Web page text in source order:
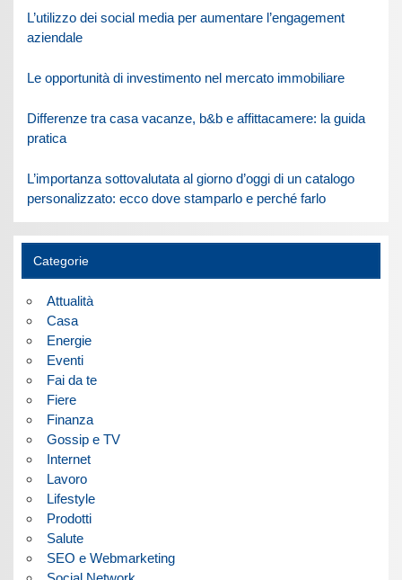
L’utilizzo dei social media per aumentare l’engagement
aziendale
Le opportunità di investimento nel mercato immobiliare
Differenze tra casa vacanze, b&b e affittacamere: la guida
pratica
L’importanza sottovalutata al giorno d’oggi di un catalogo
personalizzato: ecco dove stamparlo e perché farlo
Categorie
Attualità
Casa
Energie
Eventi
Fai da te
Fiere
Finanza
Gossip e TV
Internet
Lavoro
Lifestyle
Prodotti
Salute
SEO e Webmarketing